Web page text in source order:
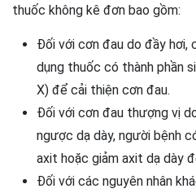
thuốc không kê đơn bao gồm:
Đối với cơn đau do đầy hơi,
dụng thuốc có thành phần
X) để cải thiện cơn đau.
Đối với cơn đau thượng vị
ngược dạ dày, người bệnh
axit hoặc giảm axit dạ dày
Đối với các nguyên nhân